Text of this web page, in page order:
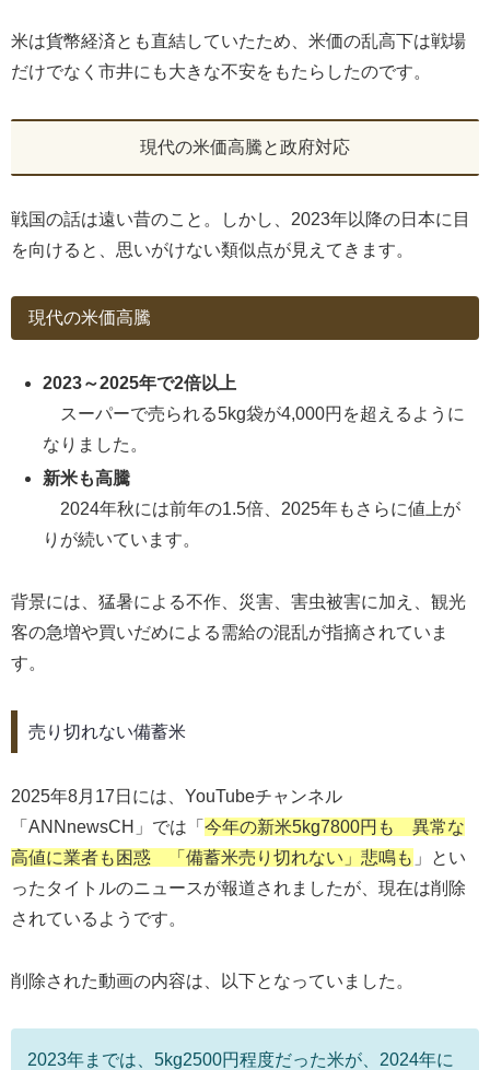
米は貨幣経済とも直結していたため、米価の乱高下は戦場
だけでなく市井にも大きな不安をもたらしたのです。
現代の米価高騰と政府対応
戦国の話は遠い昔のこと。しかし、2023年以降の日本に目
を向けると、思いがけない類似点が見えてきます。
現代の米価高騰
2023～2025年で2倍以上
スーパーで売られる5kg袋が4,000円を超えるように
なりました。
新米も高騰
2024年秋には前年の1.5倍、2025年もさらに値上が
りが続いています。
背景には、猛暑による不作、災害、害虫被害に加え、観光
客の急増や買いだめによる需給の混乱が指摘されていま
す。
売り切れない備蓄米
2025年8月17日には、YouTubeチャンネル
「ANNnewsCH」では「 今年の新米5kg7800円も 異常な
高値に業者も困惑 「備蓄米売り切れない」悲鳴も 」とい
ったタイトルのニュースが報道されましたが、現在は削除
されているようです。
削除された動画の内容は、以下となっていました。
2023年までは、5kg2500円程度だった米が、2024年に